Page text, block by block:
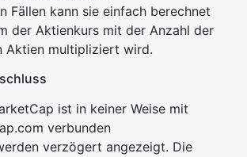
Fällen kann sie einfach berechnet
der Aktienkurs mit der Anzahl der
Aktien multipliziert wird.
ist in keiner Weise mit
verbunden
verzögert angezeigt. Die